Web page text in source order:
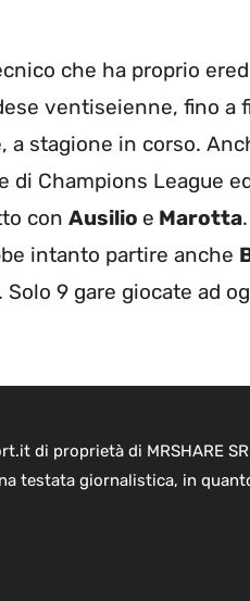
che ha proprio
ventiseienne, fino
a stagione in corso.
di Champions League
con Ausilio e Marotta
intanto partire anche
9 gare giocate ad
di proprietà di MRSHARE
testata giornalistica, in